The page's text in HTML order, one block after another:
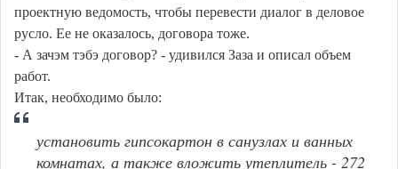
проектную ведомость, чтобы перевести диалог в деловое
русло. Ее не оказалось, договора тоже.
- А зачэм тэбэ договор? - удивился Заза и описал объем
работ.
Итак, необходимо было:
установить гипсокартон в санузлах и ванных
комнатах, а также вложить утеплитель - 272